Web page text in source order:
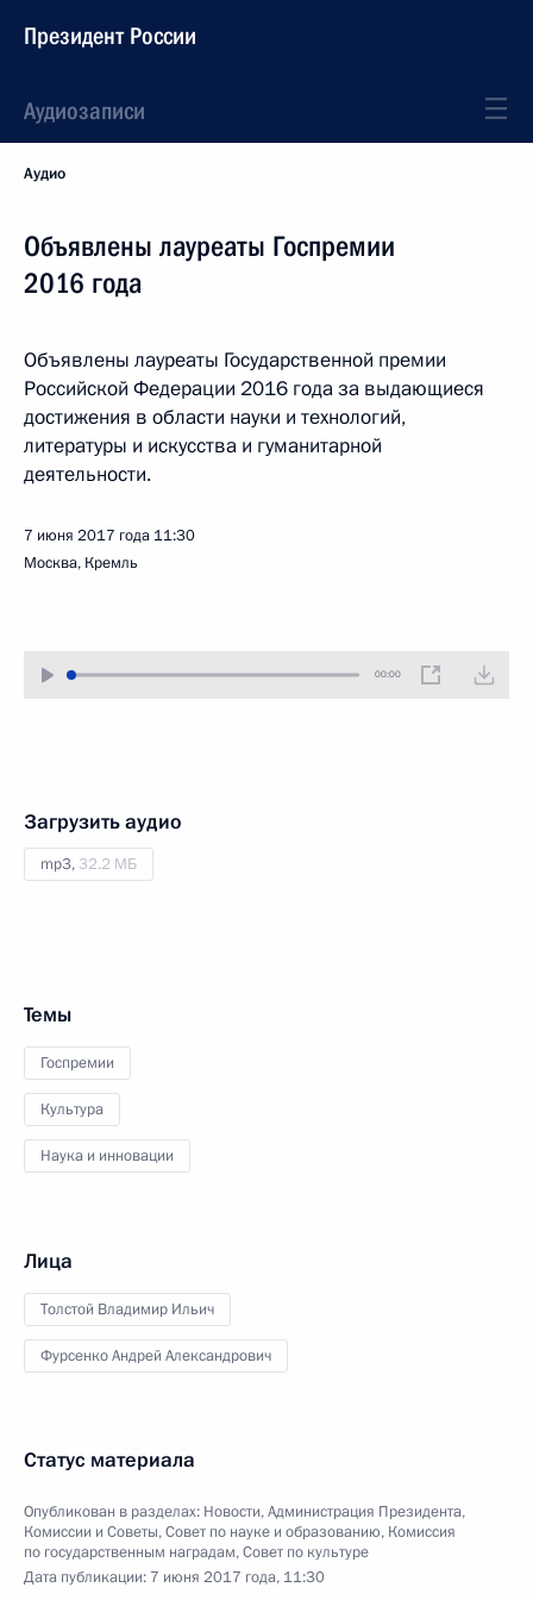
Президент России
Аудиозаписи
Аудио
Объявлены лауреаты Госпремии
2016 года
Объявлены лауреаты Государственной премии
Российской Федерации 2016 года за выдающиеся
достижения в области науки и технологий,
литературы и искусства и гуманитарной
деятельности.
7 июня 2017 года 11:30
Москва, Кремль
00:00
Загрузить аудио
mp3, 32.2 МБ
Темы
Госпремии
Культура
Наука и инновации
Лица
Толстой Владимир Ильич
Фурсенко Андрей Александрович
Статус материала
Опубликован в разделах: Новости,Администрация Президента,
Комиссии и Советы,Совет по науке и образованию, Комиссия
по государственным наградам,Совет по культуре
Дата публикации: 7 июня 2017 года, 11:30